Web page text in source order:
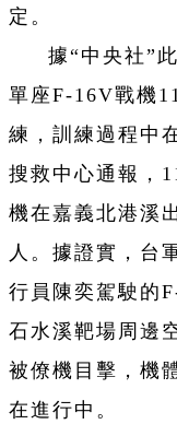
定。
據“中央社”
單座F-16V戰機
練，訓練過程中
搜救中心通報，
機在嘉義北港溪
人。據證實，台
行員陳奕駕駛的
石水溪靶場周邊
被僚機目擊，機
在進行中。